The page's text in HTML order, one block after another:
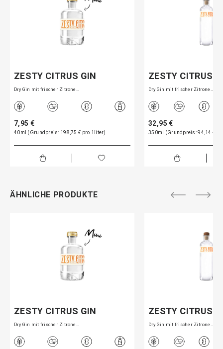
ZESTY CITRUS GIN
Dry Gin mit frischer Zitrone…
7,95 €
40ml (Grundpreis: 198,75 € pro 1liter)
ZESTY CITRUS
Dry Gin mit frischer Zitrone…
32,95 €
350ml (Grundpreis: 94,14 €
ÄHNLICHE PRODUKTE
ZESTY CITRUS GIN
Dry Gin mit frischer Zitrone…
ZESTY CITRUS
Dry Gin mit frischer Zitrone…